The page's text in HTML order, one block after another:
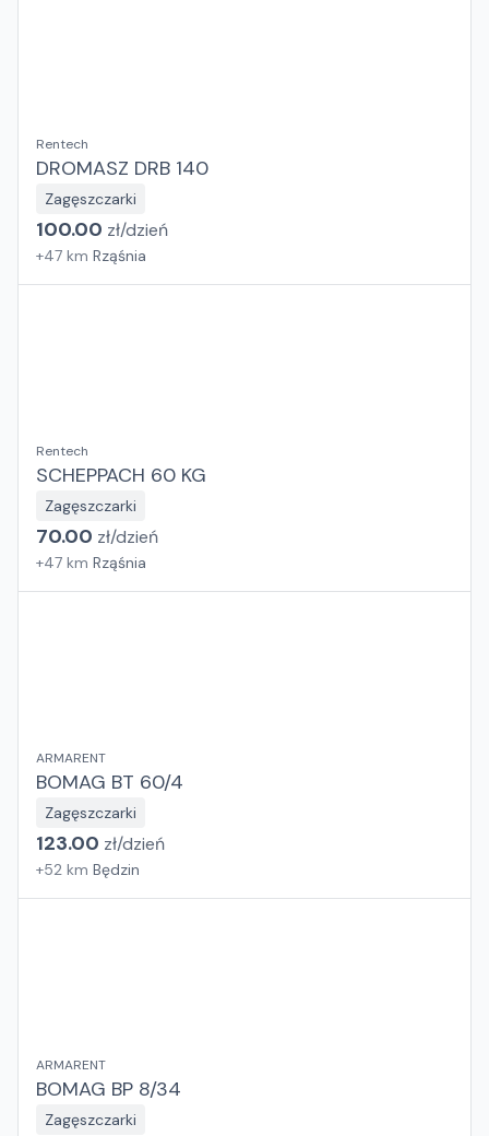
Rentech
DROMASZ DRB 140
Zagęszczarki
100.00 zł/dzień
+47 km Rząśnia
Rentech
SCHEPPACH 60 KG
Zagęszczarki
70.00 zł/dzień
+47 km Rząśnia
ARMARENT
BOMAG BT 60/4
Zagęszczarki
123.00 zł/dzień
+52 km Będzin
ARMARENT
BOMAG BP 8/34
Zagęszczarki